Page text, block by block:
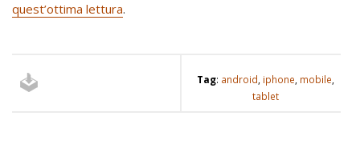
quest’ottima lettura.
Tag: android iphone mobile
tablet